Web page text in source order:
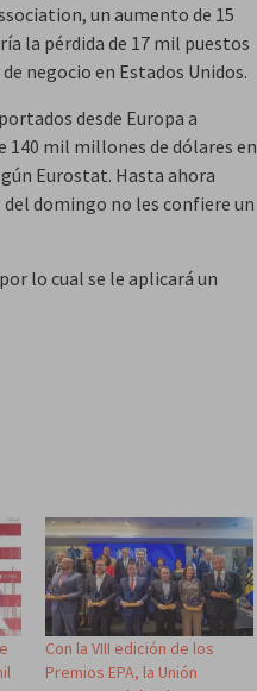
un aumento de 15
la pérdida de 17 mil puestos
negocio en Estados Unidos.
desde Europa a
140 mil millones de dólares en
Eurostat. Hasta ahora
del domingo no les confiere un
lo cual se le aplicará un
Con la VIII edición de los
Premios EPA, la Unión